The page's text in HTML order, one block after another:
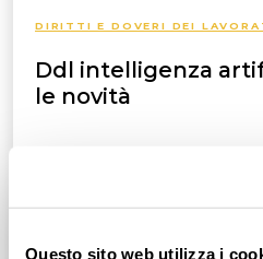
Questo sito web utilizza i
DIRITTI E DOVERI DEI
Ddl intelligenza
le novità
L’Italia è il primo Paese